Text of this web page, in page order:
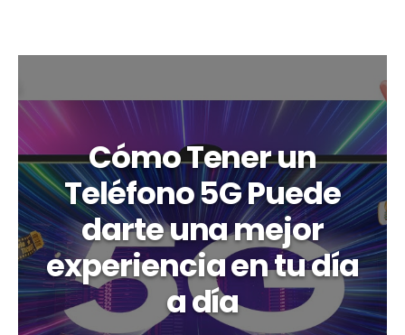
Cómo Tener un
Teléfono 5G Puede
darte una mejor
experiencia en tu día
a día